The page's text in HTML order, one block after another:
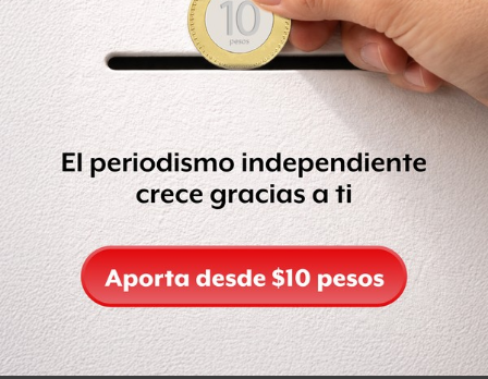
y debido proceso
Los agentes federales acusan que los procedimientos
implementados para la transición a la Guardia han sido
arbitrarios y carentes de justificación jurídica, pues la ley
aprobada en la materia contemplaba la incorporación
directa de los elementos.
En vez de ello, dicen, se han inventado formatos y
requisitos de evaluación sin, al menos, la debida
supervisión y control civil. En dichos procedimientos es
dondese ha determinado que muchos policías federales
no son aptos para ir a la Guardia, pese a que, se insiste,
cuentan con todos los requisitos para desempeñarse
como policías.